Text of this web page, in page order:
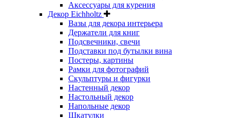
Аксессуары для курения
Декор Eichholtz
Вазы для декора интерьера
Держатели для книг
Подсвечники, свечи
Подставки под бутылки вина
Постеры, картины
Рамки для фотографий
Скульптуры и фигурки
Настенный декор
Настольный декор
Напольные декор
Шкатулки